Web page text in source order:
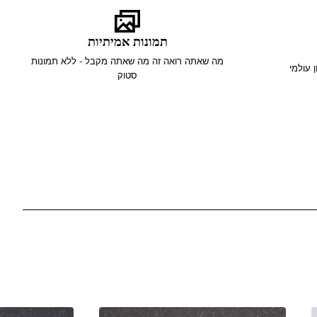
תמונות אמיתיות
מה שאתה רואה זה מה שאתה מקבל - ללא תמונות
סטוק